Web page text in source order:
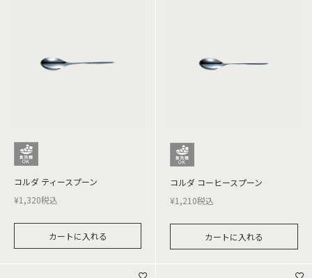
コルダ ティースプーン
¥1,320税込
カートに入れる
コルダ コーヒースプーン
¥1,210税込
カートに入れる